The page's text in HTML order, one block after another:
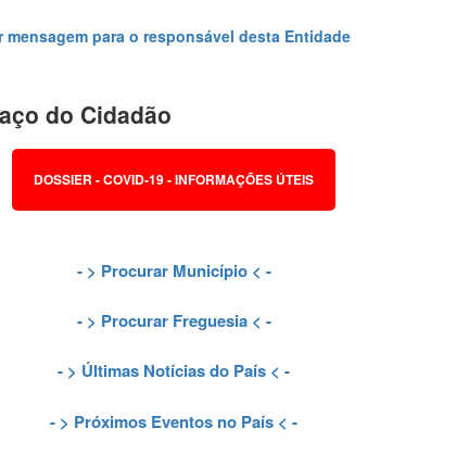
mensagem para o responsável desta Entidade
do Cidadão
DOSSIER - COVID-19 - INFORMAÇÕES ÚTEIS
- > Procurar Município< -
- > Procurar Freguesia< -
- > Últimas Notícias do País < -
- > Próximos Eventos no País < -